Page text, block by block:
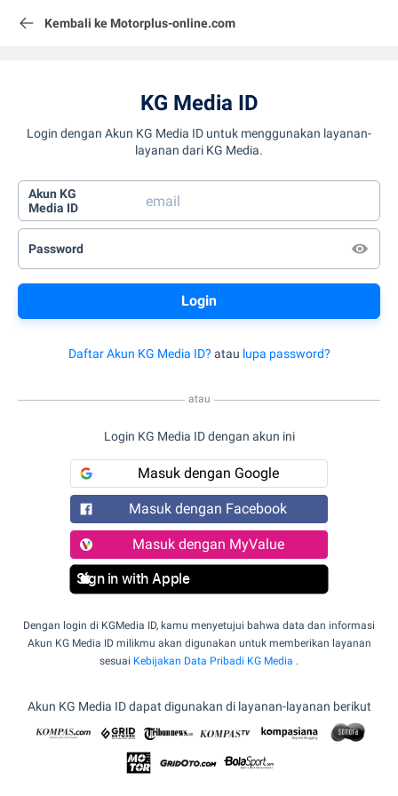
Kembali ke Motorplus-online.com
KG Media ID
Login dengan Akun KG Media ID untuk menggunakan layanan-
layanan dari KG Media.
Akun KG
Media ID
Password
Daftar Akun KG Media ID? atau lupa password?
atau
Login KG Media ID dengan akun ini
Masuk dengan Google
Masuk dengan Facebook
Masuk dengan MyValue
Sign in with Apple
Dengan login di KGMedia ID, kamu menyetujui bahwa data dan informasi
Akun KG Media ID milikmu akan digunakan untuk memberikan layanan
sesuai Kebijakan Data Pribadi KG Media .
Akun KG Media ID dapat digunakan di layanan-layanan berikut